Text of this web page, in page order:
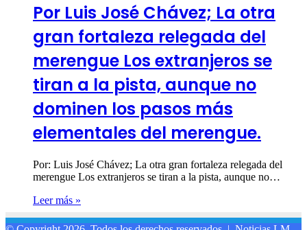
Por Luis José Chávez; La otra
gran fortaleza relegada del
merengue Los extranjeros se
tiran a la pista, aunque no
dominen los pasos más
elementales del merengue.
Por: Luis José Chávez; La otra gran fortaleza relegada del
merengue Los extranjeros se tiran a la pista, aunque no…
Leer más »